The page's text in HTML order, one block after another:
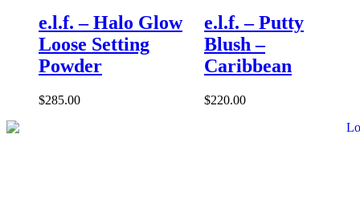
e.l.f. – Halo Glow
Loose Setting
Powder
$285.00
e.l.f. – Putty
Blush –
Caribbean
$220.00